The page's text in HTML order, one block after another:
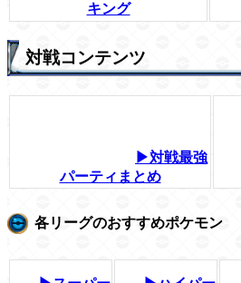
キング
対戦コンテンツ
▶対戦最強
パーティまとめ
各リーグのおすすめポケモン